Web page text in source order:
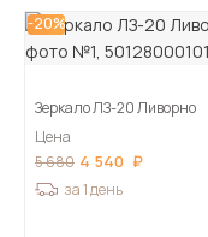
-20%
Зеркало ЛЗ-20 Ливорно
Цена
5 680 4 540
за 1 день